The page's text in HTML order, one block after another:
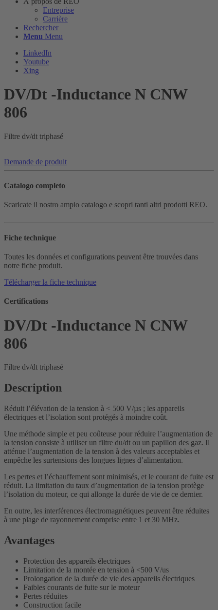
Entreprise
Carrière
Rechercher
Menu Menu
LinkedIn
Youtube
Xing
DV/Dt -Inductance N CNW
806
Filtre dv/dt triphasé
Demande de produit
Catalogo completo
Scaricate il nostro ampio catalogo e scopri tanti altri prodotti REO.
Fiche technique
Toutes les données et configurations peuvent être trouvées dans
notre fiche produit.
Télécharger la fiche technique
Certifications
DV/Dt -Inductance N CNW
806
Filtre dv/dt triphasé
Description
Réduit l’élévation de la tension à < 500 V/µs ; les appareils
électriques et l’isolation sont protégés à moindre coût.
Une méthode simple et peu coûteuse pour réduire l’augmentation de
la tension consiste à utiliser un filtre du/dt ou un papillon des gaz. Il
atténue l’augmentation de la tension à des valeurs acceptables et
empêche les surtensions des longues lignes d’alimentation.
Les pertes et l’échauffement sont minimisés, et le courant de fuite est
réduit. La limitation du taux d’augmentation de la tension protège
l’isolation du moteur, ce qui allonge la durée de vie de ce dernier.
En outre, les interférences électromagnétiques peuvent être réduites
à une plage de rayonnement comprise entre 1 et 30 MHz.
Avantages
Protection des appareils électriques
Limitation de la montée en tension à <500 V/us
Prolongation de la durée de vie des appareils électriques
Faibles courants de fuite sur le moteur
Pertes réduites
Construction facile